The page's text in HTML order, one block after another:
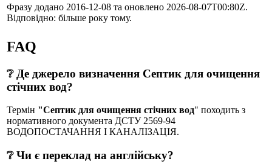
Фразу додано 2016-12-08 та оновлено 2026-08-07T00:80Z.
Відповідно: більше року тому.
FAQ
❔ Де джерело визначення Септик для очищення
стічних вод?
Термін "Септик для очищення стічних вод" походить з
нормативного документа ДСТУ 2569-94
ВОДОПОСТАЧАННЯ І КАНАЛІЗАЦІЯ.
❔ Чи є переклад на англійську?